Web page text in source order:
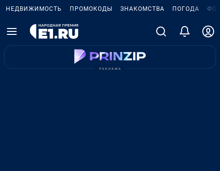
НЕДВИЖИМОСТЬ ПРОМОКОДЫ ЗНАКОМСТВА ПОГОДА